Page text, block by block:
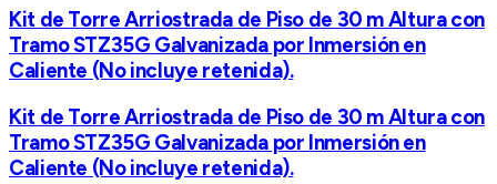
Kit de Torre Arriostrada de Piso de 30 m Altura con
Tramo STZ35G Galvanizada por Inmersión en
Caliente (No incluye retenida).
Kit de Torre Arriostrada de Piso de 30 m Altura con
Tramo STZ35G Galvanizada por Inmersión en
Caliente (No incluye retenida).